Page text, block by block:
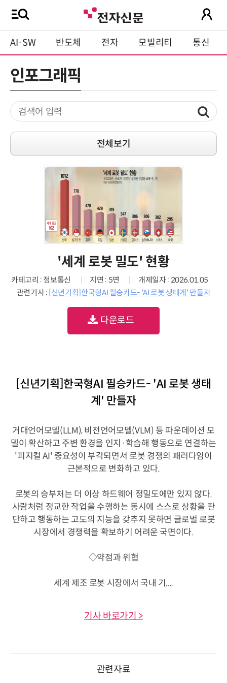
AI·SW 반도체 전자 모빌리티 통신
인포그래픽
전체보기
'세계 로봇 밀도' 현황
카테고리 : 정보통신 지면 : 5면
개제일자 : 2026.01.05
관련기사 : [신년기획]한국형AI 필승카드- 'AI 로봇 생태계' 만들자
다운로드
[신년기획]한국형AI 필승카드- 'AI 로봇 생태
계' 만들자
거대언어모델(LLM), 비전언어모델(VLM) 등 파운데이션 모
델이 확산하고 주변 환경을 인지·학습해 행동으로 연결하는
'피지컬 AI' 중요성이 부각되면서 로봇 경쟁의 패러다임이
근본적으로 변화하고 있다.
로봇의 승부처는 더 이상 하드웨어 정밀도에만 있지 않다.
사람처럼 정교한 작업을 수행하는 동시에 스스로 상황을 판
단하고 행동하는 고도의 지능을 갖추지 못하면 글로벌 로봇
시장에서 경쟁력을 확보하기 어려운 국면이다.
◇약점과 위협
세계 제조 로봇 시장에서 국내 기....
기사 바로가기 >
관련자료